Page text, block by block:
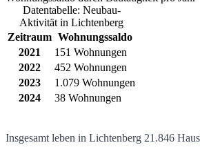
Datentabelle: Neubau-
Aktivität in Lichtenberg
Zeitraum Wohnungssaldo
2021
151 Wohnungen
2022
452 Wohnungen
2023
1.079 Wohnungen
2024
38 Wohnungen
Insgesamt leben in Lichtenberg 21.846